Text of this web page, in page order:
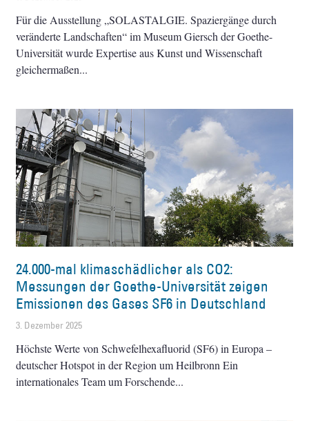
Für die Ausstellung „SOLASTALGIE. Spaziergänge durch
veränderte Landschaften“ im Museum Giersch der Goethe-
Universität wurde Expertise aus Kunst und Wissenschaft
gleichermaßen
24.000-mal klimaschädlicher als CO2:
Messungen der Goethe-Universität zeigen
Emissionen des Gases SF6 in Deutschland
3. Dezember 2025
Höchste Werte von Schwefelhexafluorid (SF6) in Europa –
deutscher Hotspot in der Region um Heilbronn Ein
internationales Team um Forschende